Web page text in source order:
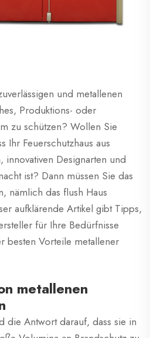
und metallenen
Produktions- oder
zu schützen? Wollen Sie
Ihr Feuerschutzhaus aus
Designarten und
ist? Dann müssen Sie das
nämlich das flush Haus
aufklärende Artikel gibt Tipps,
für Ihre Bedürfnisse
besten Vorteile metallener
metallenen
die Antwort darauf, dass sie in